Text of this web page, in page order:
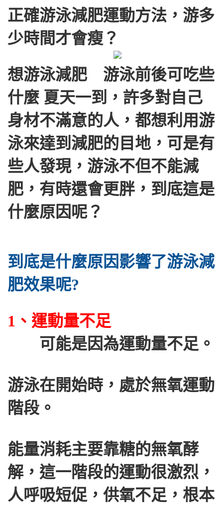
正確游泳減肥運動方法，游多
少時間才會瘦？
想游泳減肥 游泳前後可吃些
什麼 夏天一到，許多對自己
身材不滿意的人，都想利用游
泳來達到減肥的目地，可是有
些人發現，游泳不但不能減
肥，有時還會更胖，到底這是
什麼原因呢？
到底是什麼原因影響了游泳減
肥效果呢?
1、運動量不足
可能是因為運動量不足。
游泳在開始時，處於無氧運動
階段。
能量消耗主要靠糖的無氧酵
解，這一階段的運動很激烈，
人呼吸短促，供氧不足，根本